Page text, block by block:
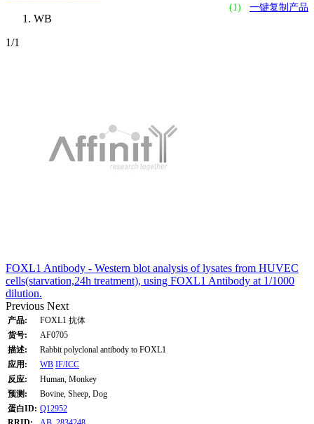
(1) 一键复制产品
WB
1/1
FOXL1 Antibody - Western blot analysis of lysates from HUVEC
cells(starvation,24h treatment), using FOXL1 Antibody at 1/1000
dilution.
Previous Next
产品:
FOXL1 抗体
货号:
AF0705
描述:
Rabbit polyclonal antibody to FOXL1
应用:
WB IF/ICC
反应:
Human, Monkey
预测:
Bovine, Sheep, Dog
蛋白ID: Q12952